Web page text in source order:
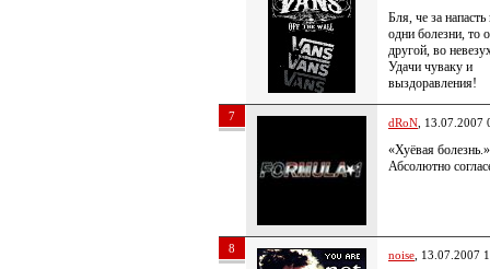
Бля, че за напасть
одни болезни, то
другой, во
Удачи чуваку и
выздоравления!
7 dRoN , 13.07.2007
«Хуёвая болезнь.»
Абсолютно
8 noise , 13.07.2007